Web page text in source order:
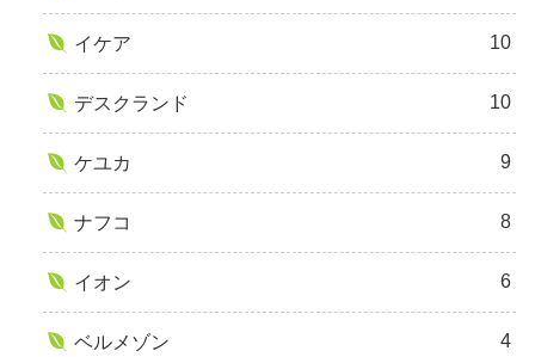
イケア 10
デスクランド 10
ケユカ 9
ナフコ 8
イオン 6
ベルメゾン 4